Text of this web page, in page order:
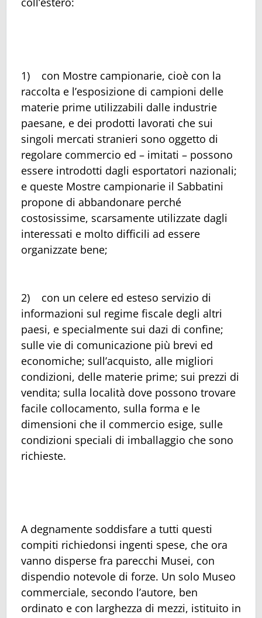
1) con Mostre campionarie, cioè con la
raccolta e l’esposizione di campioni delle
materie prime utilizzabili dalle industrie
paesane, e dei prodotti lavorati che sui
singoli mercati stranieri sono oggetto di
regolare commercio ed – imitati – possono
essere introdotti dagli esportatori nazionali;
e queste Mostre campionarie il Sabbatini
propone di abbandonare perché
costosissime, scarsamente utilizzate dagli
interessati e molto difficili ad essere
organizzate bene;
2) con un celere ed esteso servizio di
informazioni sul regime fiscale degli altri
paesi, e specialmente sui dazi di confine;
sulle vie di comunicazione più brevi ed
economiche; sull’acquisto, alle migliori
condizioni, delle materie prime; sui prezzi di
vendita; sulla località dove possono trovare
facile collocamento, sulla forma e le
dimensioni che il commercio esige, sulle
condizioni speciali di imballaggio che sono
richieste.
A degnamente soddisfare a tutti questi
compiti richiedonsi ingenti spese, che ora
vanno disperse fra parecchi Musei, con
dispendio notevole di forze. Un solo Museo
commerciale, secondo l’autore, ben
ordinato e con larghezza di mezzi, istituito in